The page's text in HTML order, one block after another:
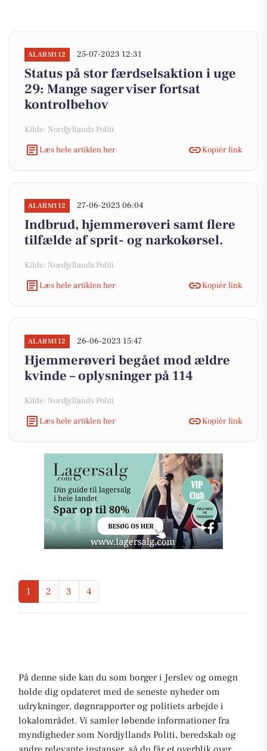
ALARM112 25-07-2023 12:31
Status på stor færdselsaktion i uge
29: Mange sager viser fortsat
kontrolbehov
Kilde: Nordjyllands Politi
Læs hele artiklen her
Kopiér link
ALARM112 27-06-2023 06:04
Indbrud, hjemmerøveri samt flere
tilfælde af sprit- og narkokørsel.
Kilde: Nordjyllands Politi
Læs hele artiklen her
Kopiér link
ALARM112 26-06-2023 15:47
Hjemmerøveri begået mod ældre
kvinde – oplysninger på 114
Kilde: Nordjyllands Politi
Læs hele artiklen her
Kopiér link
1 2 3 4
På denne side kan du som borger i Jerslev og omegn
holde dig opdateret med de seneste nyheder om
udrykninger, døgnrapporter og politiets arbejde i
lokalområdet. Vi samler løbende informationer fra
myndigheder som Nordjyllands Politi, beredskab og